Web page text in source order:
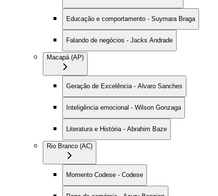
Educação e comportamento - Suymara Braga
Falando de negócios - Jacks Andrade
Macapá (AP)
Geração de Excelência - Alvaro Sanches
Inteligência emocional - Wilson Gonzaga
Literatura e História - Abrahim Baze
Rio Branco (AC)
Momento Codese - Codese